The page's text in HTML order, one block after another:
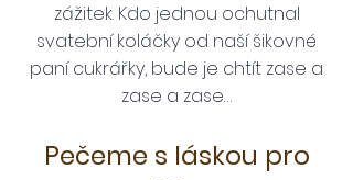
zážitek. Kdo jednou ochutnal
svatební koláčky od naší šikovné
paní cukrářky, bude je chtít zase a
zase a zase…
Pečeme s láskou pro